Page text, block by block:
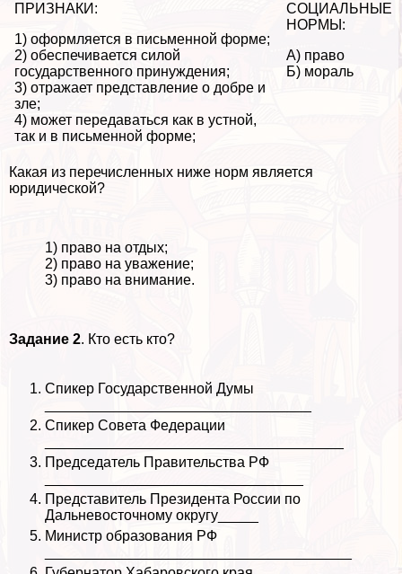
ПРИЗНАКИ:
1) оформляется в письменной форме;
2) обеспечивается силой
государственного принуждения;
3) отражает представление о добре и
зле;
4) может передаваться как в устной,
так и в письменной форме;
СОЦИАЛЬНЫЕ
НОРМЫ:
А) право
Б) мораль
Какая из перечисленных ниже норм является
юридической?
1) право на отдых;
2) право на уважение;
3) право на внимание.
Задание 2. Кто есть кто?
Спикер Государственной Думы
Спикер Совета Федерации
Председатель Правительства РФ
Представитель Президента России по
Дальневосточному округу_____
Министр образования РФ